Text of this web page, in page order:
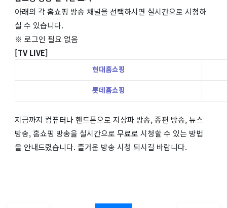
아래의 각 홈쇼핑 방송 채널을 선택하시면 실시간으로 시청하
실 수 있습니다.
※ 로그인 필요 없음
[TV LIVE]
현대홈쇼핑
롯데홈쇼핑
지금까지 컴퓨터나 핸드폰으로 지상파 방송, 종편 방송, 뉴스
방송, 홈쇼핑 방송을 실시간으로 무료로 시청할 수 있는 방법
을 안내드렸습니다. 즐거운 방송 시청 되시길 바랍니다.